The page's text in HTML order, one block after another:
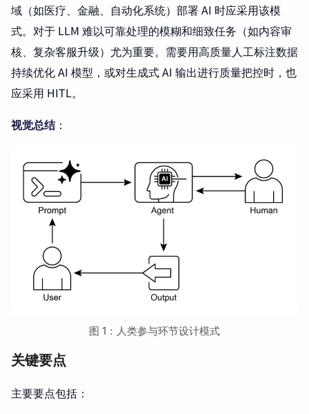
域（如医疗、金融、自动化系统）部署 AI 时应采用该模
式。对于 LLM 难以可靠处理的模糊和细致任务（如内容审
核、复杂客服升级）尤为重要。需要用高质量人工标注数据
持续优化 AI 模型，或对生成式 AI 输出进行质量把控时，也
应采用 HITL。
视觉总结：
图 1：人类参与环节设计模式
关键要点
主要要点包括：